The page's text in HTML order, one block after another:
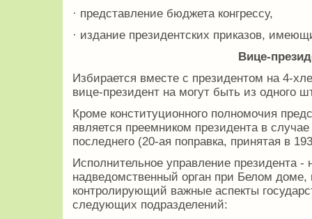
· представление бюджета конгрессу,
· издание президентских приказов,
Вице-
Избирается вместе с президентом на 4-
вице-президент на могут быть из одного
Кроме конституционного полномочия
является преемником президента в
последнего (20-ая поправка, принятая в
Исполнительное управление президента -
надведомственный орган при Белом
контролирующий важные аспекты
следующих подразделений: